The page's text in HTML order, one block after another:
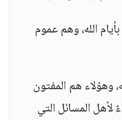
بأيام الله، وهم عموم
وهؤلاء هم المفتون
لأهل المسائل التي